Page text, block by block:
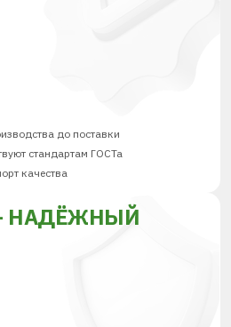
до поставки
стандартам ГОСТа
качества
НАДЁЖНЫЙ